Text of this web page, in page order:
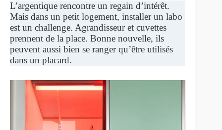
L’argentique rencontre un regain d’intérêt.
Mais dans un petit logement, installer un labo
est un challenge. Agrandisseur et cuvettes
prennent de la place. Bonne nouvelle, ils
peuvent aussi bien se ranger qu’être utilisés
dans un placard.